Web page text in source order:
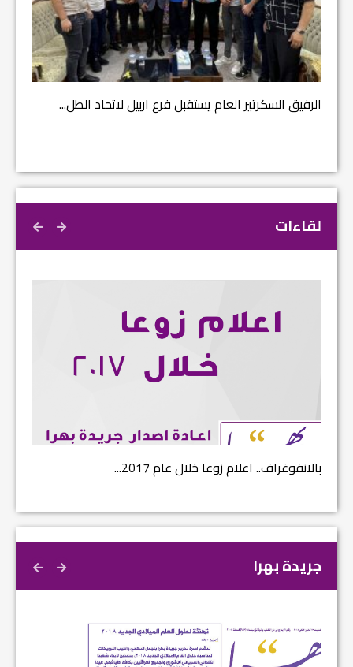
الرفيق السكرتير العام يستقبل فرع اربيل لاتحاد الطل...
لقاءات
بالانفوغراف.. اعلام زوعا خلال عام 2017...
جريدة بهرا